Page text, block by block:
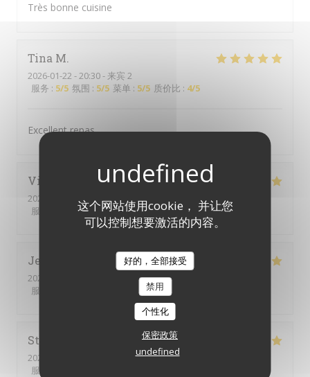
这个网站使用cookie， 并让您
可以控制想要激活的内容。
好的，全部接受
禁用
个性化
保密政策
undefined
Très bonne cuisine
Tina M
2026-01-22- 20:30 - 来宾 2
服务 : 5/5 氛围 : 5/5 菜单 : 5/5 质价比 : 4/5
Excellent repas
Vincent
2025-12-23
- 19:45 - 来宾 4
服务
氛围: /5 菜单:5/5 质价比: 5 /5
Jennifer
2025-12-13
服务
5 /5 质价比
Stéphanie
2025-12-07
服务